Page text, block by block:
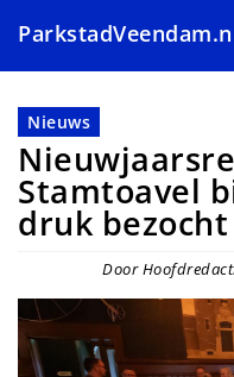
en
naar
de
inhoud
gaan
Nieuws
Stamtoavel
druk bezocht
Door